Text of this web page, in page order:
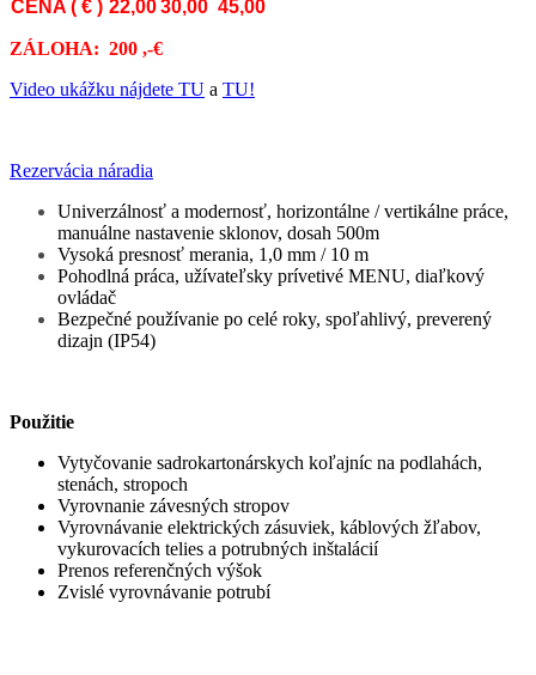
CENA ( € ) 22,00 30,00 45,00
ZÁLOHA: 200 ,-€
Video ukážku nájdete TU a TU!
Rezervácia náradia
Univerzálnosť a modernosť, horizontálne / vertikálne práce,
manuálne nastavenie sklonov, dosah 500m
Vysoká presnosť merania, 1,0 mm / 10 m
Pohodlná práca, užívateľsky prívetivé MENU, diaľkový
ovládač
Bezpečné používanie po celé roky, spoľahlivý, preverený
dizajn (IP54)
Použitie
Vytyčovanie sadrokartonárskych koľajníc na podlahách,
stenách, stropoch
Vyrovnanie závesných stropov
Vyrovnávanie elektrických zásuviek, káblových žľabov,
vykurovacích telies a potrubných inštalácií
Prenos referenčných výšok
Zvislé vyrovnávanie potrubí